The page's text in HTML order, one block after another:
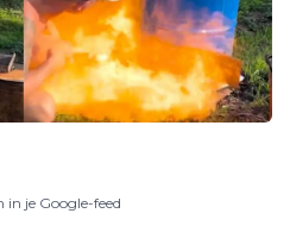
je Google-feed